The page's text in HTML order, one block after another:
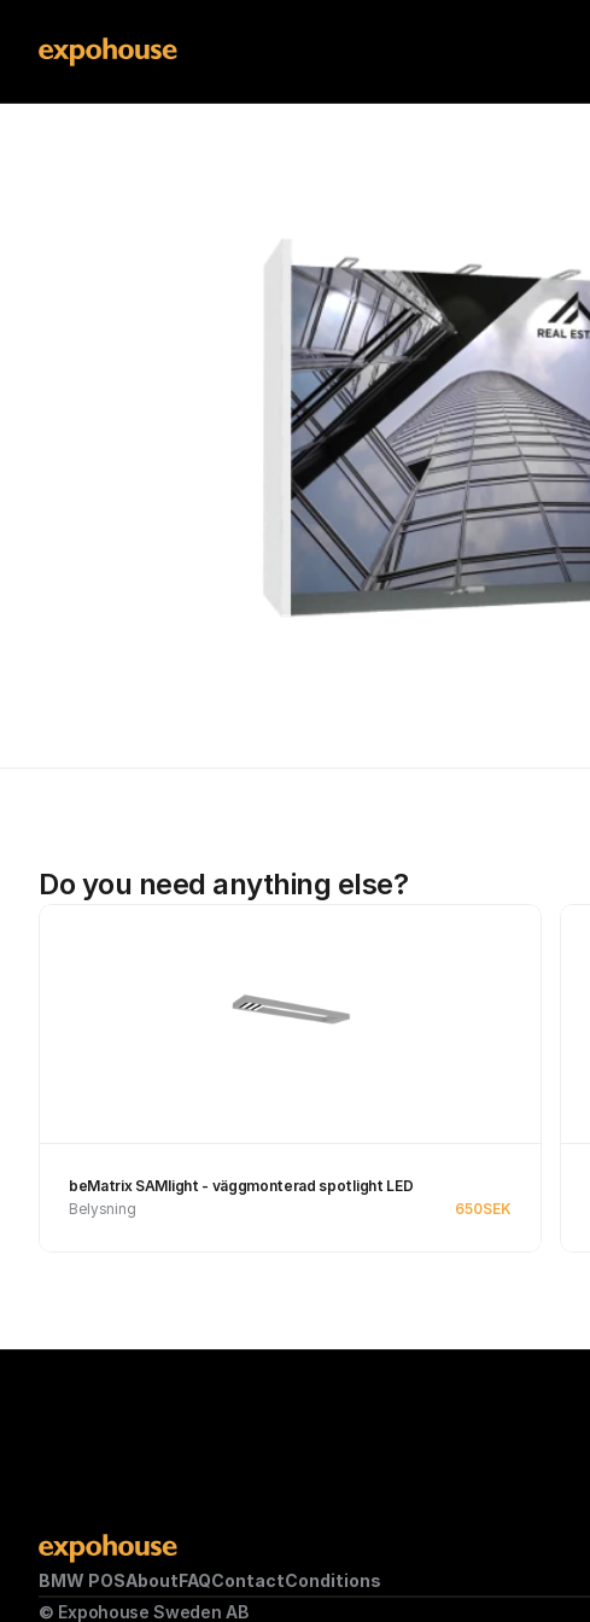
Do you need anything else?
beMatrix SAMlight - väggmonterad spotlight LED
Belysning
650SEK
BMW POSAboutFAQContactConditions
© Expohouse Sweden AB